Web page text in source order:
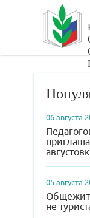
06 августа
05 августа
не